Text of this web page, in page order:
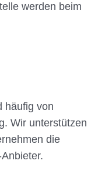
werden beim
häufig von
Wir unterstützen
die